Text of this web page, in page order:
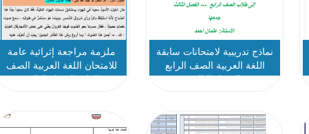
نماذج تدريبية لامتحانات سابقة
اللغة العربية الصف الرابع
الفصل الثالث
ملزمة مراجعة إثرائية عامة
للامتحان اللغة العربية الصف
الرابع الفصل الثالث